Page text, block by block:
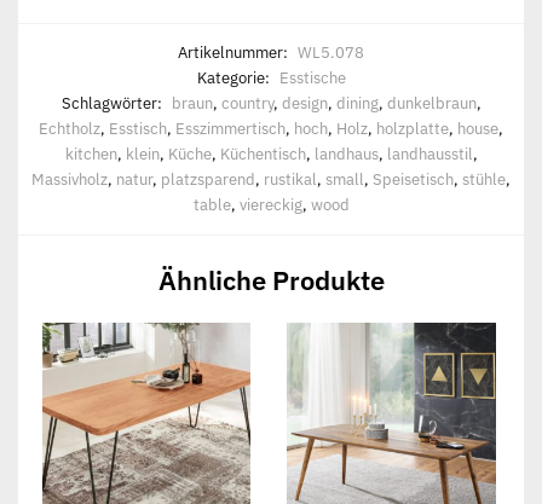
Artikelnummer: WL5.078
Kategorie: Esstische
Schlagwörter: braun, country, design, dining, dunkelbraun,
Echtholz, Esstisch, Esszimmertisch, hoch, Holz, holzplatte, house,
kitchen, klein, Küche, Küchentisch, landhaus, landhausstil,
Massivholz, natur, platzsparend, rustikal, small, Speisetisch, stühle,
table, viereckig, wood
Ähnliche Produkte